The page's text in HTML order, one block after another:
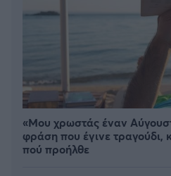
«Μου χρωστάς έναν
φράση που έγινε τραγούδι,
πού προήλθε